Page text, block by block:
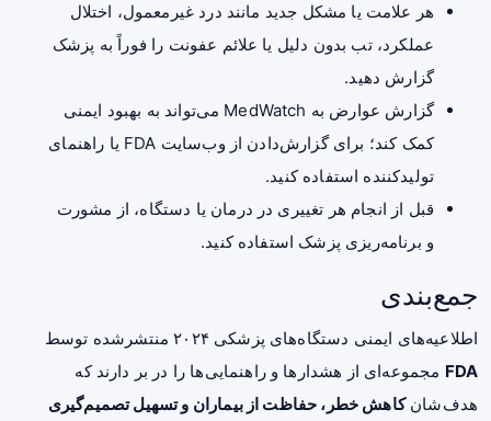
هر علامت یا مشکل جدید مانند درد غیرمعمول، اختلال
عملکرد، تب بدون دلیل یا علائم عفونت را فوراً به پزشک
گزارش دهید.
گزارش عوارض به MedWatch می‌تواند به بهبود ایمنی
کمک کند؛ برای گزارش‌دادن از وب‌سایت FDA یا راهنمای
تولیدکننده استفاده کنید.
قبل از انجام هر تغییری در درمان یا دستگاه، از مشورت
و برنامه‌ریزی پزشک استفاده کنید.
جمع‌بندی
اطلاعیه‌های ایمنی دستگاه‌های پزشکی ۲۰۲۴ منتشرشده توسط
FDA مجموعه‌ای از هشدارها و راهنمایی‌ها را در بر دارند که
هدف‌شانکاهش خطر، حفاظت از بیماران و تسهیل تصمیم‌گیری